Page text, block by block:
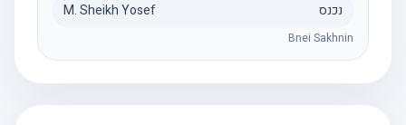
נכנס M. Sheikh Yosef
Bnei Sakhnin